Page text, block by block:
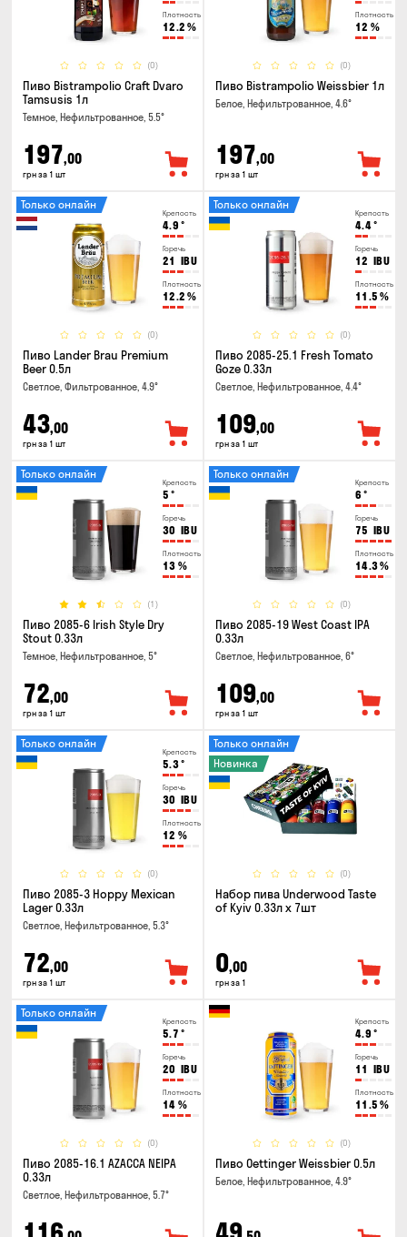
Плотность
12.2 %
(0)
Пиво Bistrampolio Craft Dvaro
Tamsusis 1л
Темное, Нефильтрованное, 5.5°
197,00
грн за 1 шт
Плотность
12 %
(0)
Пиво Bistrampolio Weissbier 1л
Белое, Нефильтрованное, 4.6°
197,00
грн за 1 шт
Крепость
4.9 °
Горечь
21 IBU
Плотность
12.2 %
(0)
Только онлайн
Пиво Lander Brau Premium
Beer 0.5л
Светлое, Фильтрованное, 4.9°
43,00
грн за 1 шт
Крепость
4.4°
Горечь
12 IBU
Плотность
11.5 %
(0)
Только онлайн
Пиво 2085-25.1 Fresh Tomato
Goze 0.33л
Светлое, Нефильтрованное, 4.4°
109,00
грн за 1 шт
Крепость
5 °
Горечь
30 IBU
Плотность
13 %
(1)
Только онлайн
Пиво 2085-6 Irish Style Dry
Stout 0.33л
Темное, Нефильтрованное, 5°
72,00
грн за 1 шт
Крепость
6 °
Горечь
75 IBU
Плотность
14.3%
(0)
Только онлайн
Пиво 2085-19 West Coast IPA
0.33л
Светлое, Нефильтрованное, 6°
109,00
грн за 1 шт
Крепость
5.3°
Горечь
30 IBU
Плотность
12 %
(0)
Только онлайн
Пиво 2085-3 Hoppy Mexican
Lager 0.33л
Светлое, Нефильтрованное, 5.3°
72,00
грн за 1 шт
(0)
Только онлайн
Новинка
Набор пива Underwood Taste
of Kyiv 0.33л x 7шт
0,00
грн за 1
Крепость
5.7 °
Горечь
20 IBU
Плотность
14 %
(0)
Только онлайн
Пиво 2085-16.1 AZACCA NEIPA
0.33л
Светлое, Нефильтрованное, 5.7°
Крепость
4.9 °
Горечь
11 IBU
Плотность
11.5 %
(0)
Пиво Oettinger Weissbier 0.5л
Белое, Нефильтрованное, 4.9°